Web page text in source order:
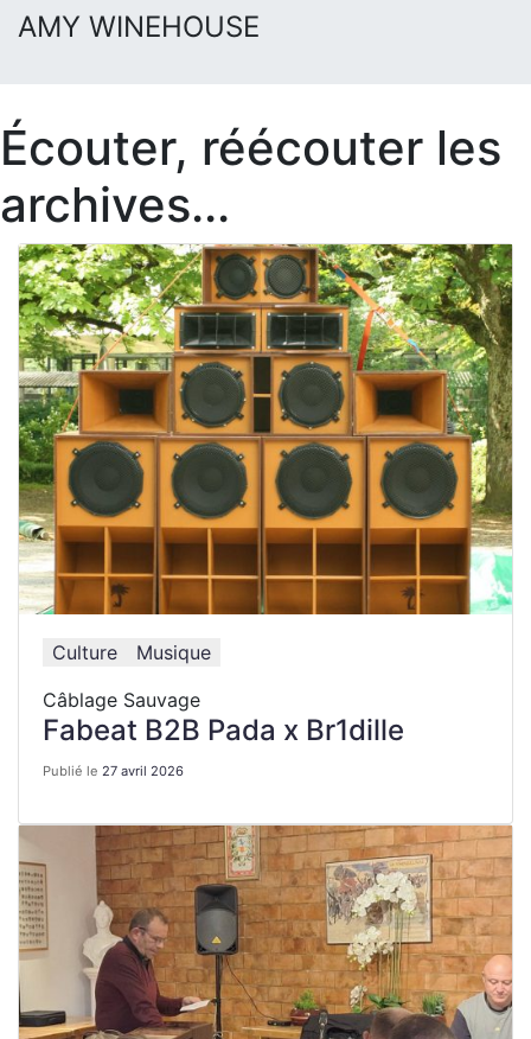
AMY WINEHOUSE
Écouter, réécouter les
archives...
Culture
Musique
Câblage Sauvage
Fabeat B2B Pada x Br1dille
Publié le 27 avril 2026